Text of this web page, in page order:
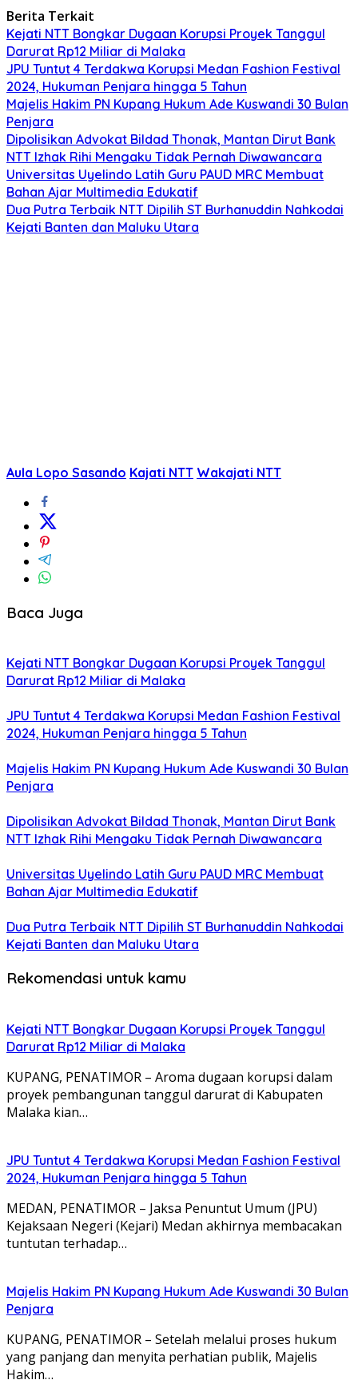
Berita Terkait
Kejati NTT Bongkar Dugaan Korupsi Proyek Tanggul
Darurat Rp12 Miliar di Malaka
JPU Tuntut 4 Terdakwa Korupsi Medan Fashion Festival
2024, Hukuman Penjara hingga 5 Tahun
Majelis Hakim PN Kupang Hukum Ade Kuswandi 30 Bulan
Penjara
Dipolisikan Advokat Bildad Thonak, Mantan Dirut Bank
NTT Izhak Rihi Mengaku Tidak Pernah Diwawancara
Universitas Uyelindo Latih Guru PAUD MRC Membuat
Bahan Ajar Multimedia Edukatif
Dua Putra Terbaik NTT Dipilih ST Burhanuddin Nahkodai
Kejati Banten dan Maluku Utara
Aula Lopo Sasando Kajati NTT Wakajati NTT
Baca Juga
Kejati NTT Bongkar Dugaan Korupsi Proyek Tanggul
Darurat Rp12 Miliar di Malaka
JPU Tuntut 4 Terdakwa Korupsi Medan Fashion Festival
2024, Hukuman Penjara hingga 5 Tahun
Majelis Hakim PN Kupang Hukum Ade Kuswandi 30 Bulan
Penjara
Dipolisikan Advokat Bildad Thonak, Mantan Dirut Bank
NTT Izhak Rihi Mengaku Tidak Pernah Diwawancara
Universitas Uyelindo Latih Guru PAUD MRC Membuat
Bahan Ajar Multimedia Edukatif
Dua Putra Terbaik NTT Dipilih ST Burhanuddin Nahkodai
Kejati Banten dan Maluku Utara
Rekomendasi untuk kamu
Kejati NTT Bongkar Dugaan Korupsi Proyek Tanggul
Darurat Rp12 Miliar di Malaka
KUPANG, PENATIMOR – Aroma dugaan korupsi dalam
proyek pembangunan tanggul darurat di Kabupaten
Malaka kian…
JPU Tuntut 4 Terdakwa Korupsi Medan Fashion Festival
2024, Hukuman Penjara hingga 5 Tahun
MEDAN, PENATIMOR – Jaksa Penuntut Umum (JPU)
Kejaksaan Negeri (Kejari) Medan akhirnya membacakan
tuntutan terhadap…
Majelis Hakim PN Kupang Hukum Ade Kuswandi 30 Bulan
Penjara
KUPANG, PENATIMOR – Setelah melalui proses hukum
yang panjang dan menyita perhatian publik, Majelis
Hakim…